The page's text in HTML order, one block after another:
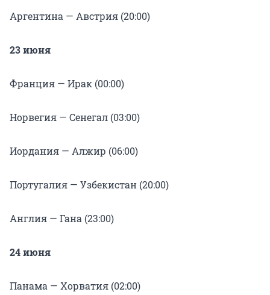
Аргентина — Австрия (20:00)
23 июня
Франция — Ирак (00:00)
Норвегия — Сенегал (03:00)
Иордания — Алжир (06:00)
Португалия — Узбекистан (20:00)
Англия — Гана (23:00)
24 июня
Панама — Хорватия (02:00)